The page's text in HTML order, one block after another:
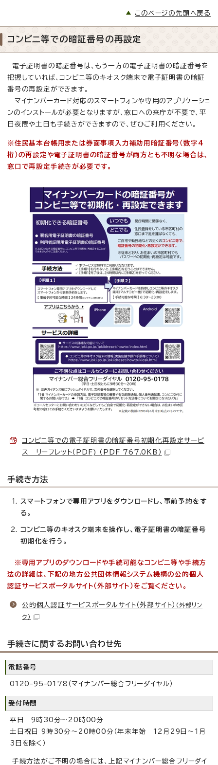
このページの先頭へ戻る
コンビニ等での暗証番号の再設定
電子証明書の暗証番号は、もう一方の電子証明書の暗証番号を
把握していれば、コンビニ等のキオスク端末で電子証明書の暗証
番号の再設定ができます。
マイナンバーカード対応のスマートフォンや専用のアプリケーショ
ンのインストールが必要となりますが、窓口への来庁が不要で、平
日夜間や土日も手続きができますので、ぜひご利用ください。
※住民基本台帳用または券面事項入力補助用暗証番号（数字4
桁）の再設定や電子証明書の暗証番号が両方とも不明な場合は、
窓口で再設定手続きが必要です。
コンビニ等での電子証明書の暗証番号初期化再設定サービ
ス リーフレット（PDF) （PDF 767.0KB）
手続き方法
スマートフォンで専用アプリをダウンロードし、事前予約をす
る。
コンビニ等のキオスク端末を操作し、電子証明書の暗証番号
初期化を行う。
※専用アプリのダウンロードや手続可能なコンビニ等や手続方
法の詳細は、下記の地方公共団体情報システム機構の公的個人
認証サービスポータルサイト（外部サイト）をご覧ください。
公的個人認証サービスポータルサイト（外部サイト） （外部リン
ク）
手続きに関するお問い合わせ先
電話番号
0120-95-0178（マイナンバー総合フリーダイヤル）
受付時間
平日 9時30分～20時00分
土日祝日 9時30分～20時00分（年末年始 12月29日～1月
3日を除く）
手続方法がご不明の場合には、上記マイナンバー総合フリーダイ